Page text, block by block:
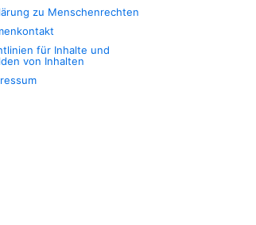
zu Menschenrechten
für Inhalte und
von Inhalten